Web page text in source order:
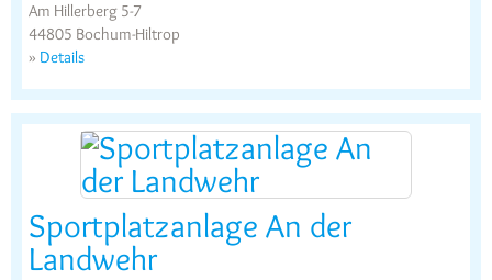
Am Hillerberg 5-7
44805 Bochum-Hiltrop
» Details
Sportplatzanlage An der
Landwehr